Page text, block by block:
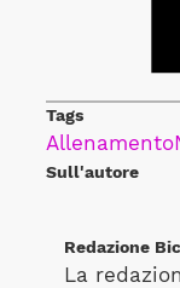
Tags
Allenamento
Sull'autore
Redazione
La